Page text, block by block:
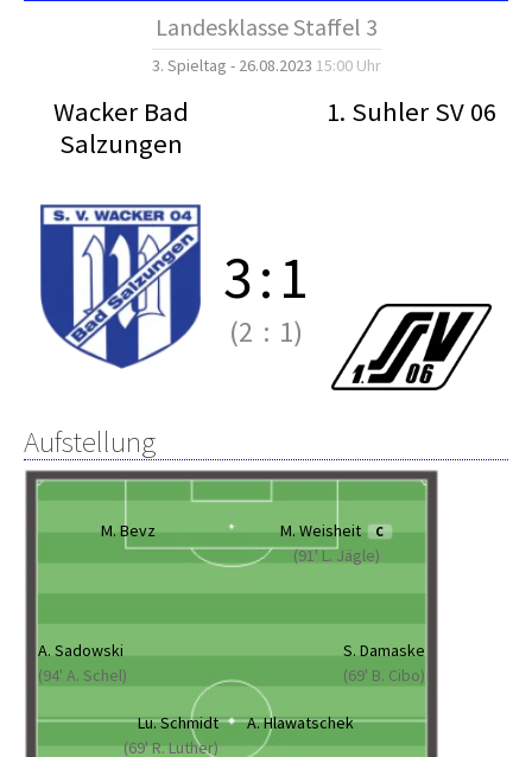
Landesklasse Staffel 3
3. Spieltag - 26.08.2023 15:00 Uhr
Wacker Bad
Salzungen
1. Suhler SV 06
3:1
(2 : 1)
Aufstellung
M. Bevz M. Weisheit C
(91' L. Jägle)
A. Sadowski
(94' A. Schel)
S. Damaske
(69' B. Cibo)
Lu. Schmidt
(69' R. Luther)
A. Hlawatschek